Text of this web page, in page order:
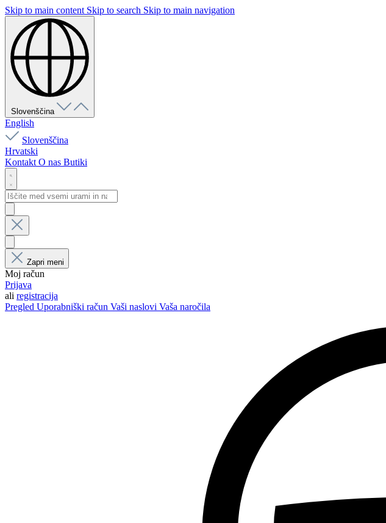
Skip to main content Skip to search Skip to main navigation
Slovenščina
English
Slovenščina
Hrvatski
Kontakt O nas Butiki
Zapri meni
Moj račun
Prijava
ali registracija
Pregled Uporabniški račun Vaši naslovi Vaša naročila